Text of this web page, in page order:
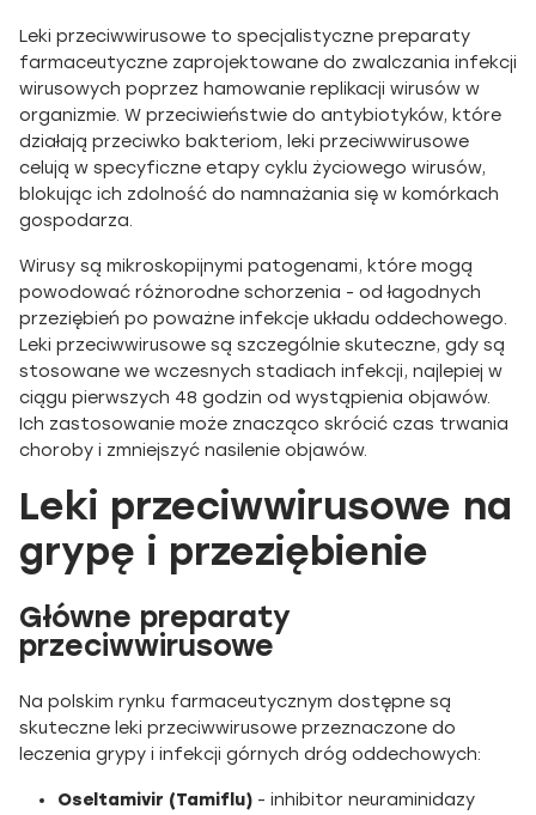
Leki przeciwwirusowe to specjalistyczne preparaty
farmaceutyczne zaprojektowane do zwalczania infekcji
wirusowych poprzez hamowanie replikacji wirusów w
organizmie. W przeciwieństwie do antybiotyków, które
działają przeciwko bakteriom, leki przeciwwirusowe
celują w specyficzne etapy cyklu życiowego wirusów,
blokując ich zdolność do namnażania się w komórkach
gospodarza.
Wirusy są mikroskopijnymi patogenami, które mogą
powodować różnorodne schorzenia - od łagodnych
przeziębień po poważne infekcje układu oddechowego.
Leki przeciwwirusowe są szczególnie skuteczne, gdy są
stosowane we wczesnych stadiach infekcji, najlepiej w
ciągu pierwszych 48 godzin od wystąpienia objawów.
Ich zastosowanie może znacząco skrócić czas trwania
choroby i zmniejszyć nasilenie objawów.
Leki przeciwwirusowe na
grypę i przeziębienie
Główne preparaty
przeciwwirusowe
Na polskim rynku farmaceutycznym dostępne są
skuteczne leki przeciwwirusowe przeznaczone do
leczenia grypy i infekcji górnych dróg oddechowych:
Oseltamivir (Tamiflu) - inhibitor neuraminidazy